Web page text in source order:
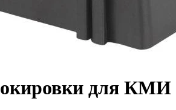
для